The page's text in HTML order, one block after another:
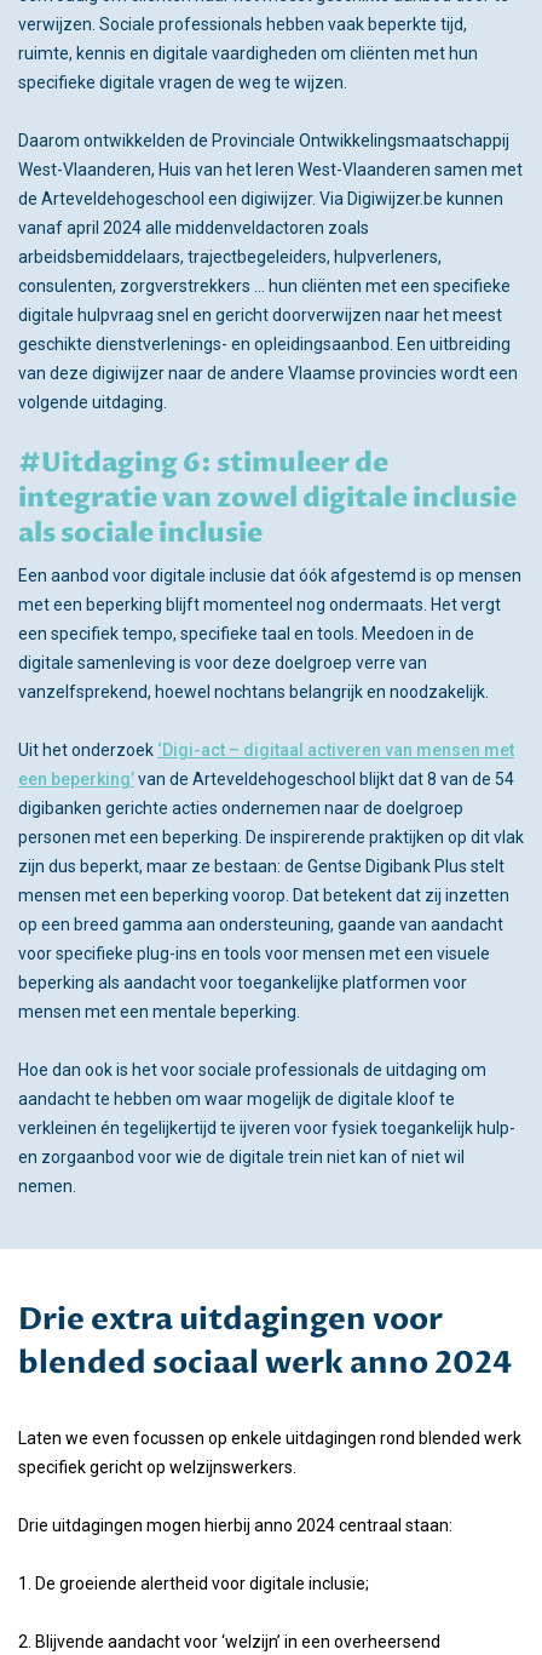
verwijzen. Sociale professionals hebben vaak beperkte tijd,
ruimte, kennis en digitale vaardigheden om cliënten met hun
specifieke digitale vragen de weg te wijzen.
Daarom ontwikkelden de Provinciale Ontwikkelingsmaatschappij
West-Vlaanderen, Huis van het leren West-Vlaanderen samen met
de Arteveldehogeschool een digiwijzer. Via Digiwijzer.be kunnen
vanaf april 2024 alle middenveldactoren zoals
arbeidsbemiddelaars, trajectbegeleiders, hulpverleners,
consulenten, zorgverstrekkers ... hun cliënten met een specifieke
digitale hulpvraag snel en gericht doorverwijzen naar het meest
geschikte dienstverlenings- en opleidingsaanbod. Een uitbreiding
van deze digiwijzer naar de andere Vlaamse provincies wordt een
volgende uitdaging.
#Uitdaging 6: stimuleer de
integratie van zowel digitale inclusie
als sociale inclusie
Een aanbod voor digitale inclusie dat óók afgestemd is op mensen
met een beperking blijft momenteel nog ondermaats. Het vergt
een specifiek tempo, specifieke taal en tools. Meedoen in de
digitale samenleving is voor deze doelgroep verre van
vanzelfsprekend, hoewel nochtans belangrijk en noodzakelijk.
Uit het onderzoek ‘Digi-act – digitaal activeren van mensen met
een beperking’van de Arteveldehogeschool blijkt dat 8 van de 54
digibanken gerichte acties ondernemen naar de doelgroep
personen met een beperking. De inspirerende praktijken op dit vlak
zijn dus beperkt, maar ze bestaan: de Gentse Digibank Plus stelt
mensen met een beperking voorop. Dat betekent dat zij inzetten
op een breed gamma aan ondersteuning, gaande van aandacht
voor specifieke plug-ins en tools voor mensen met een visuele
beperking als aandacht voor toegankelijke platformen voor
mensen met een mentale beperking.
Hoe dan ook is het voor sociale professionals de uitdaging om
aandacht te hebben om waar mogelijk de digitale kloof te
verkleinen én tegelijkertijd te ijveren voor fysiek toegankelijk hulp-
en zorgaanbod voor wie de digitale trein niet kan of niet wil
nemen.
Drie extra uitdagingen voor
blended sociaal werk anno 2024
Laten we even focussen op enkele uitdagingen rond blended werk
specifiek gericht op welzijnswerkers.
Drie uitdagingen mogen hierbij anno 2024 centraal staan:
1. De groeiende alertheid voor digitale inclusie;
2. Blijvende aandacht voor ‘welzijn’ in een overheersend